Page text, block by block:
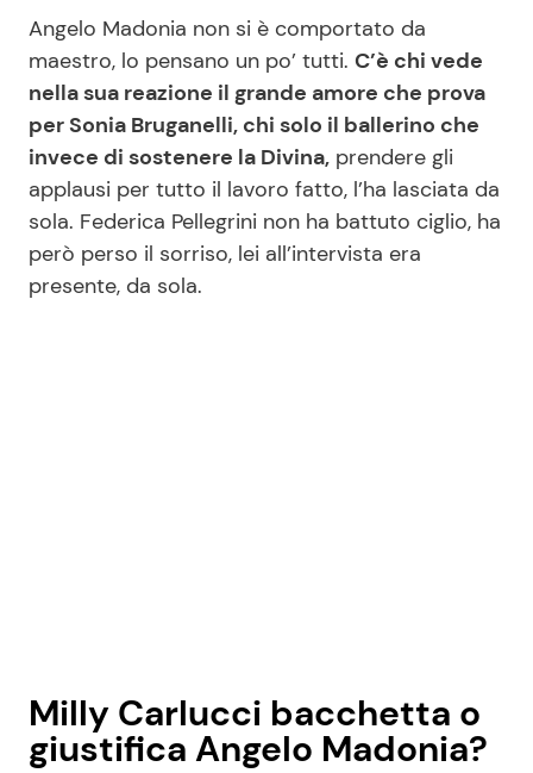
Info
Chi siamo
Redazione
Contattaci
Privacy Policy
Angelo Madonia non si è comportato da
maestro, lo pensano un po’ tutti. C’è chi vede
nella sua reazione il grande amore che prova
per Sonia Bruganelli, chi solo il ballerino che
invece di sostenere la Divina, prendere gli
applausi per tutto il lavoro fatto, l’ha lasciata da
sola. Federica Pellegrini non ha battuto ciglio, ha
però perso il sorriso, lei all’intervista era
presente, da sola.
Milly Carlucci bacchetta o
giustifica Angelo Madonia?